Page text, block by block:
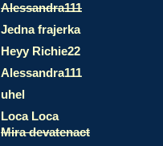
Alessandra111
Jedna frajerka
Heyy Richie22
Alessandra111
uhel
Loca Loca
Mira devatenact